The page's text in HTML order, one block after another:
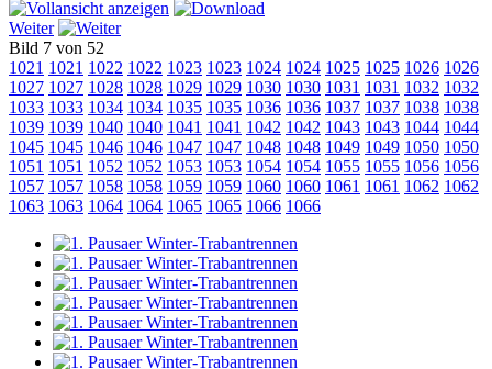
Weiter
Bild 7 von 52
1021 1021 1022 1022 1023 1023 1024 1024 1025 1025 1026 1026
1027 1027 1028 1028 1029 1029 1030 1030 1031 1031 1032 1032
1033 1033 1034 1034 1035 1035 1036 1036 1037 1037 1038 1038
1039 1039 1040 1040 1041 1041 1042 1042 1043 1043 1044 1044
1045 1045 1046 1046 1047 1047 1048 1048 1049 1049 1050 1050
1051 1051 1052 1052 1053 1053 1054 1054 1055 1055 1056 1056
1057 1057 1058 1058 1059 1059 1060 1060 1061 1061 1062 1062
1063 1063 1064 1064 1065 1065 1066 1066